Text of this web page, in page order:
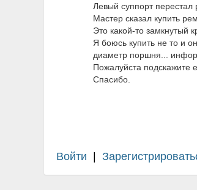
Левый суппорт перестал
Мастер сказал купить
Это какой-то замкнутый
Я боюсь купить не то и
диаметр поршня...
Пожалуйста подскажите
Спасибо.
Войти